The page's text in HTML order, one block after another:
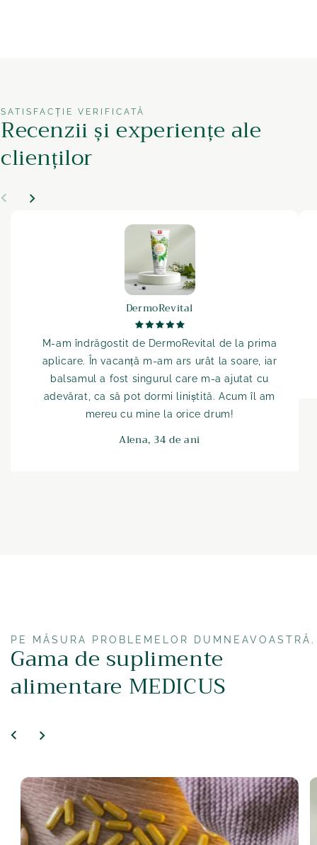
SATISFACȚIE VERIFICATĂ
Recenzii și experiențe ale
clienților
DermoRevital
M-am îndrăgostit de DermoRevital de la prima
aplicare. În vacanță m-am ars urât la soare, iar
balsamul a fost singurul care m-a ajutat cu
adevărat, ca să pot dormi liniștită. Acum îl am
mereu cu mine la orice drum!
Alena, 34 de ani
PE MĂSURA PROBLEMELOR DUMNEAVOASTRĂ.
Gama de suplimente
alimentare MEDICUS